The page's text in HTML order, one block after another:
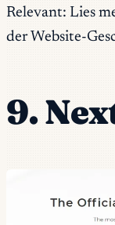
Relevant: Lies
der Website-
9.